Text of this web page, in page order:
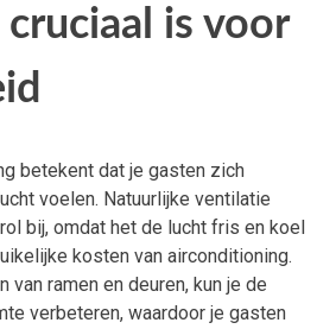
is voor
betekent dat je gasten zich
voelen. Natuurlijke ventilatie
bij, omdat het de lucht fris en koel
kosten van airconditioning.
van ramen en deuren, kun je de
verbeteren, waardoor je gasten